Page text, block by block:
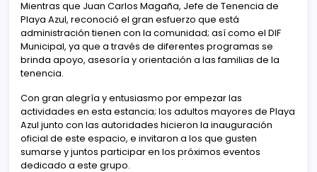
Mientras que Juan Carlos Magaña, Jefe de Tenencia de
Playa Azul, reconoció el gran esfuerzo que está
administración tienen con la comunidad; así como el DIF
Municipal, ya que a través de diferentes programas se
brinda apoyo, asesoría y orientación a las familias de la
tenencia.
Con gran alegría y entusiasmo por empezar las
actividades en esta estancia; los adultos mayores de Playa
Azul junto con las autoridades hicieron la inauguración
oficial de este espacio, e invitaron a los que gusten
sumarse y juntos participar en los próximos eventos
dedicado a este grupo.